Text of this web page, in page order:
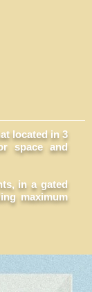
located in 3
space and
in a gated
maximum